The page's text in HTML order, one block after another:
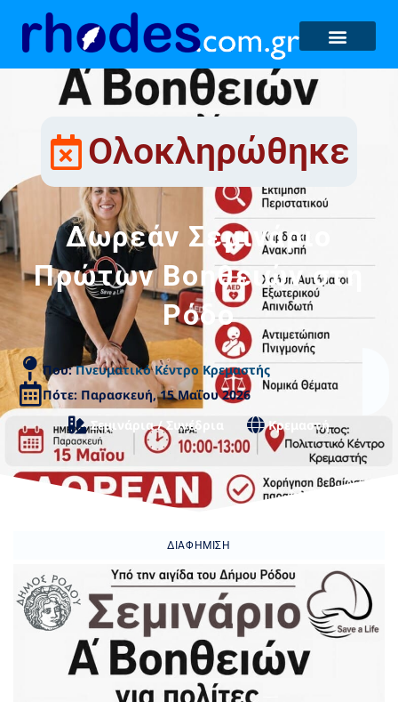
Ολοκληρώθηκε
Δωρεάν Σεμινάριο
Πρώτων Βοηθειών στη
Ρόδο
Που:Πνευματικό Κέντρο Κρεμαστής
Πότε: Παρασκευή, 15 Μαΐου 2026
Σεμινάρια / Συνέδρια
Κρεμαστή
ΔΙΑΦΉΜΙΣΗ